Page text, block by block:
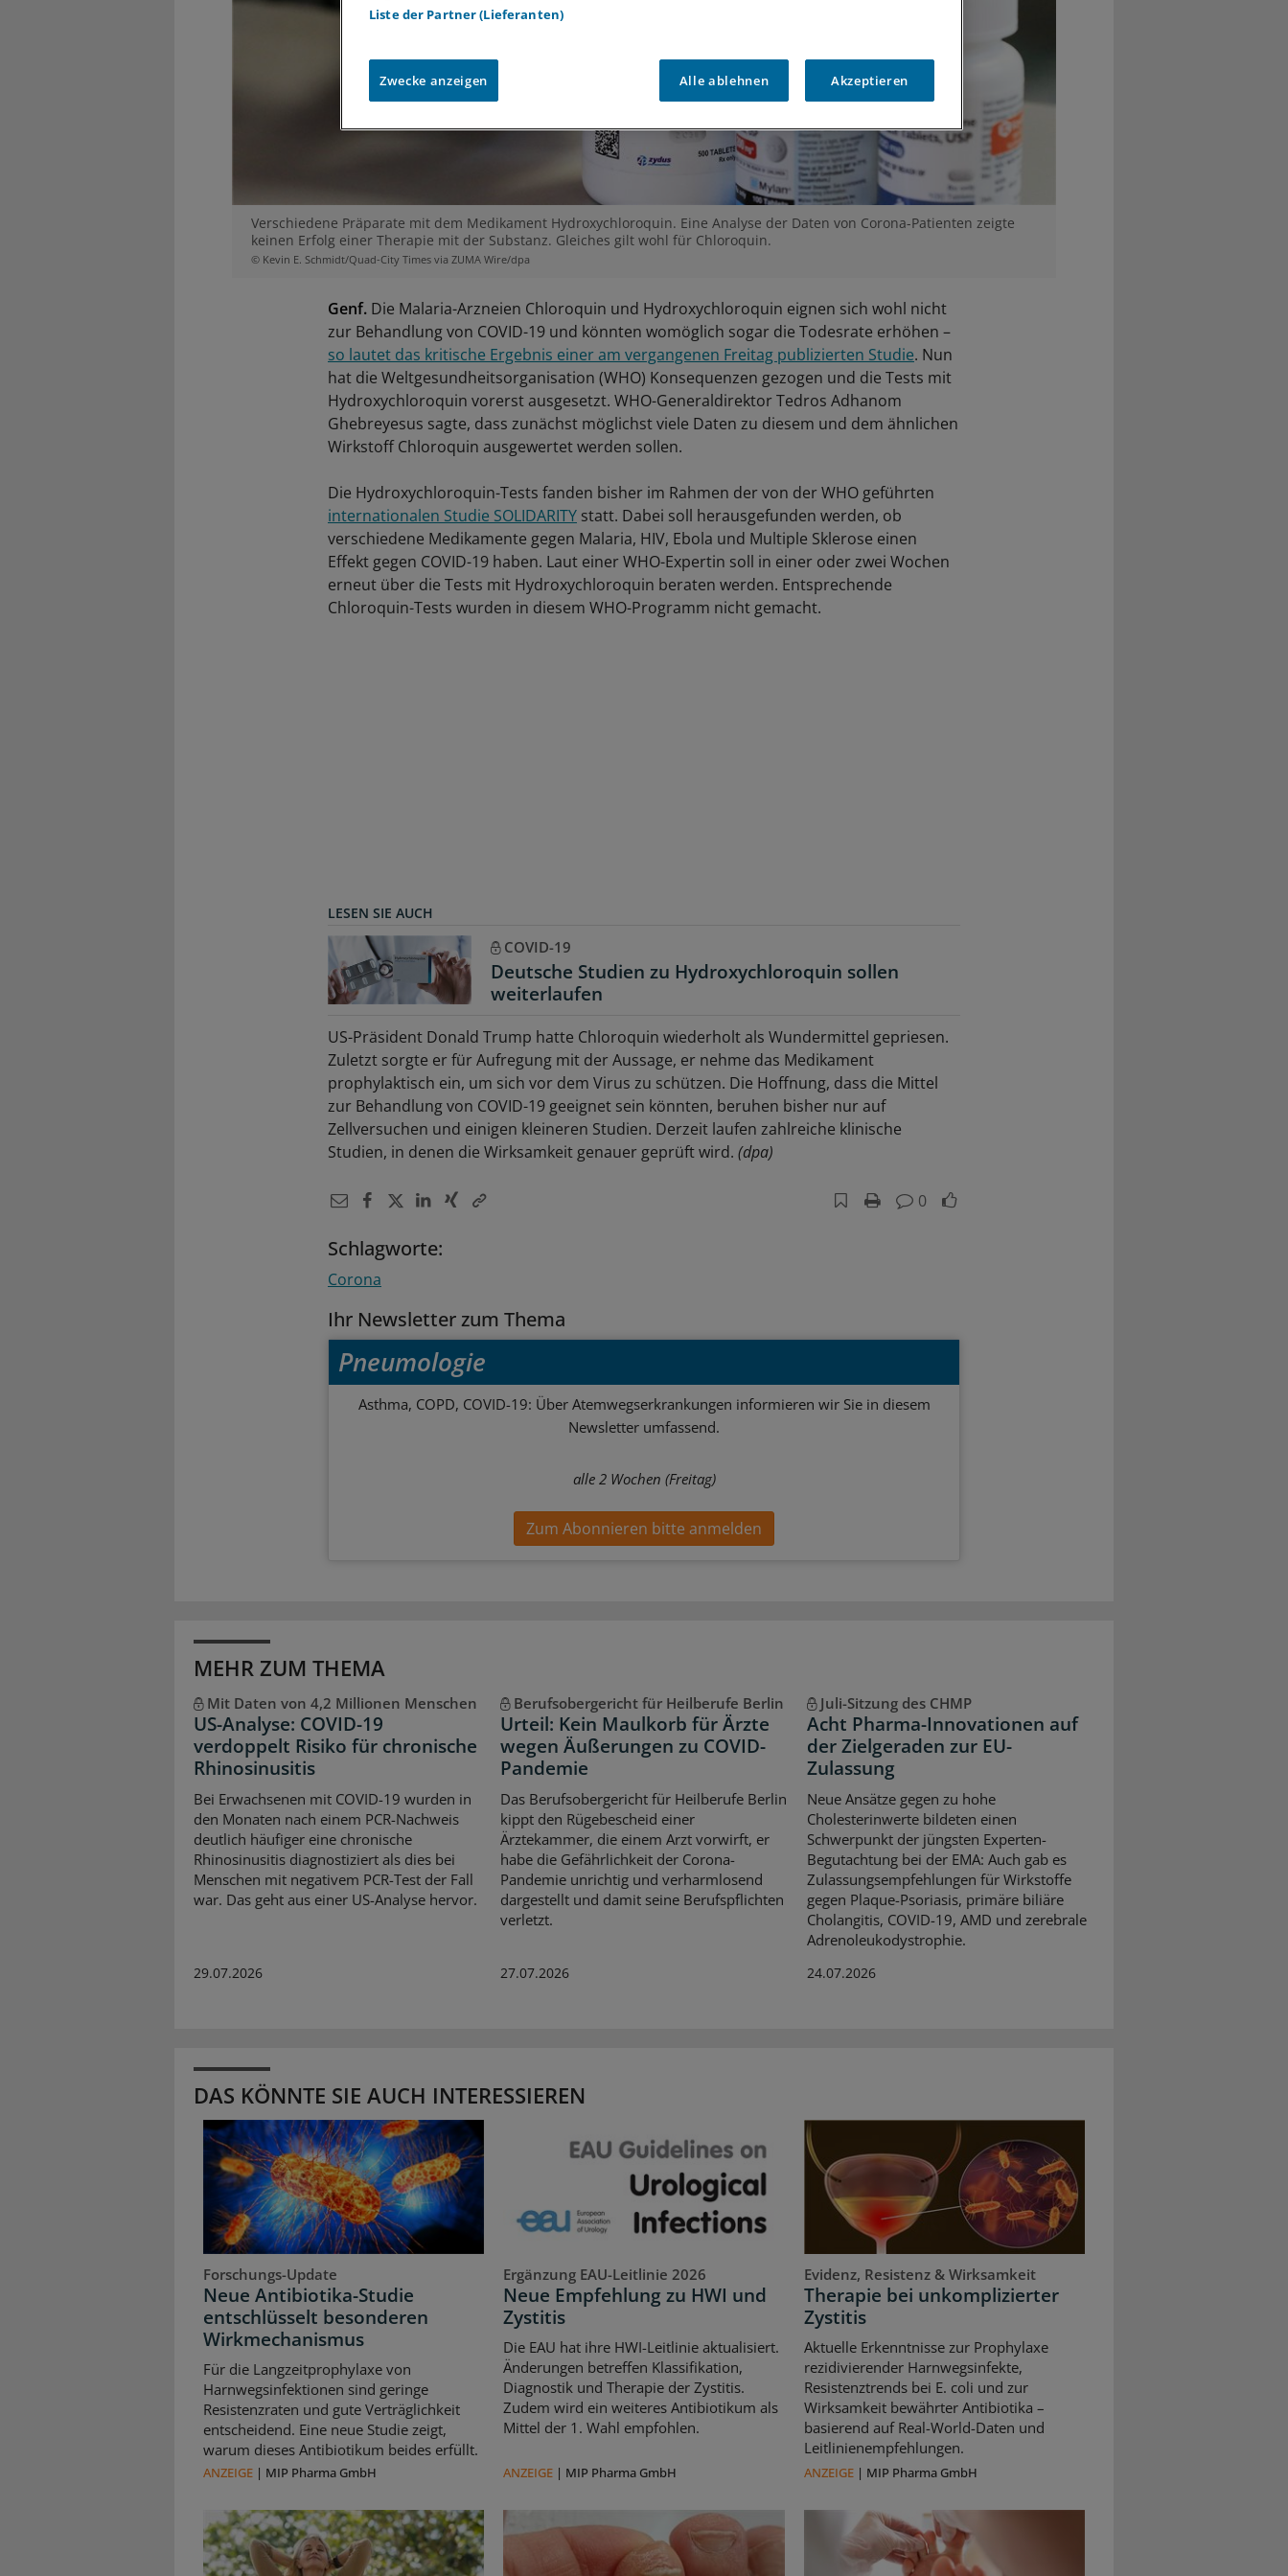
Verschiedene Präparate mit dem Medikament Hydroxychloroquin. Eine Analyse der Daten von Corona-Patienten zeigte
keinen Erfolg einer Therapie mit der Substanz. Gleiches gilt wohl für Chloroquin.
© Kevin E. Schmidt/Quad-City Times via ZUMA Wire/dpa
Genf. Die Malaria-Arzneien Chloroquin und Hydroxychloroquin eignen sich wohl nicht
zur Behandlung von COVID-19 und könnten womöglich sogar die Todesrate erhöhen –
so lautet das kritische Ergebnis einer am vergangenen Freitag publizierten Studie. Nun
hat die Weltgesundheitsorganisation (WHO) Konsequenzen gezogen und die Tests mit
Hydroxychloroquin vorerst ausgesetzt. WHO-Generaldirektor Tedros Adhanom
Ghebreyesus sagte, dass zunächst möglichst viele Daten zu diesem und dem ähnlichen
Wirkstoff Chloroquin ausgewertet werden sollen.
Die Hydroxychloroquin-Tests fanden bisher im Rahmen der von der WHO geführten
internationalen Studie SOLIDARITY statt. Dabei soll herausgefunden werden, ob
verschiedene Medikamente gegen Malaria, HIV, Ebola und Multiple Sklerose einen
Effekt gegen COVID-19 haben. Laut einer WHO-Expertin soll in einer oder zwei Wochen
erneut über die Tests mit Hydroxychloroquin beraten werden. Entsprechende
Chloroquin-Tests wurden in diesem WHO-Programm nicht gemacht.
LESEN SIE AUCH
COVID-19
Deutsche Studien zu Hydroxychloroquin sollen
weiterlaufen
US-Präsident Donald Trump hatte Chloroquin wiederholt als Wundermittel gepriesen.
Zuletzt sorgte er für Aufregung mit der Aussage, er nehme das Medikament
prophylaktisch ein, um sich vor dem Virus zu schützen. Die Hoffnung, dass die Mittel
zur Behandlung von COVID-19 geeignet sein könnten, beruhen bisher nur auf
Zellversuchen und einigen kleineren Studien. Derzeit laufen zahlreiche klinische
Studien, in denen die Wirksamkeit genauer geprüft wird. (dpa)
0
Schlagworte:
Corona
Ihr Newsletter zum Thema
Pneumologie
Asthma, COPD, COVID-19: Über Atemwegserkrankungen informieren wir Sie in diesem
Newsletter umfassend.
alle 2 Wochen (Freitag)
Zum Abonnieren bitte anmelden
MEHR ZUM THEMA
Mit Daten von 4,2 Millionen Menschen
US-Analyse: COVID-19
verdoppelt Risiko für chronische
Rhinosinusitis
Bei Erwachsenen mit COVID-19 wurden in
den Monaten nach einem PCR-Nachweis
deutlich häufiger eine chronische
Rhinosinusitis diagnostiziert als dies bei
Menschen mit negativem PCR-Test der Fall
war. Das geht aus einer US-Analyse hervor.
29.07.2026
Berufsobergericht für Heilberufe Berlin
Urteil: Kein Maulkorb für Ärzte
wegen Äußerungen zu COVID-
Pandemie
Das Berufsobergericht für Heilberufe Berlin
kippt den Rügebescheid einer
Ärztekammer, die einem Arzt vorwirft, er
habe die Gefährlichkeit der Corona-
Pandemie unrichtig und verharmlosend
dargestellt und damit seine Berufspflichten
verletzt.
27.07.2026
Juli-Sitzung des CHMP
Acht Pharma-Innovationen auf
der Zielgeraden zur EU-
Zulassung
Neue Ansätze gegen zu hohe
Cholesterinwerte bildeten einen
Schwerpunkt der jüngsten Experten-
Begutachtung bei der EMA: Auch gab es
Zulassungsempfehlungen für Wirkstoffe
gegen Plaque-Psoriasis, primäre biliäre
Cholangitis, COVID-19, AMD und zerebrale
Adrenoleukodystrophie.
24.07.2026
DAS KÖNNTE SIE AUCH INTERESSIEREN
Forschungs-Update
Neue Antibiotika-Studie
entschlüsselt besonderen
Wirkmechanismus
Für die Langzeitprophylaxe von
Harnwegsinfektionen sind geringe
Resistenzraten und gute Verträglichkeit
entscheidend. Eine neue Studie zeigt,
warum dieses Antibiotikum beides erfüllt.
ANZEIGE | MIP Pharma GmbH
Ergänzung EAU-Leitlinie 2026
Neue Empfehlung zu HWI und
Zystitis
Die EAU hat ihre HWI-Leitlinie aktualisiert.
Änderungen betreffen Klassifikation,
Diagnostik und Therapie der Zystitis.
Zudem wird ein weiteres Antibiotikum als
Mittel der 1. Wahl empfohlen.
ANZEIGE | MIP Pharma GmbH
Evidenz, Resistenz & Wirksamkeit
Therapie bei unkomplizierter
Zystitis
Aktuelle Erkenntnisse zur Prophylaxe
rezidivierender Harnwegsinfekte,
Resistenztrends bei E. coli und zur
Wirksamkeit bewährter Antibiotika –
basierend auf Real-World-Daten und
Leitlinienempfehlungen.
ANZEIGE| MIP Pharma GmbH
Liste der Partner (Lieferanten)
Zwecke anzeigen Alle ablehnen Akzeptieren